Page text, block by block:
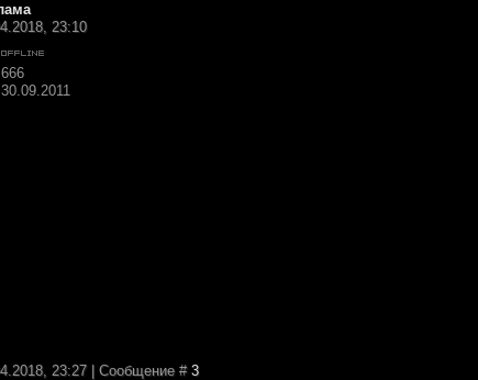
23:10
666
30.09.2011
23:27 | Сообщение #3